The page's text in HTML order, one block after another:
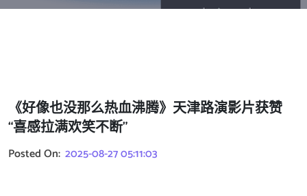
《好像也没那么热血沸腾》天津路演影片获赞
“喜感拉满欢笑不断”
Posted On: 2025-08-27 05:11:03